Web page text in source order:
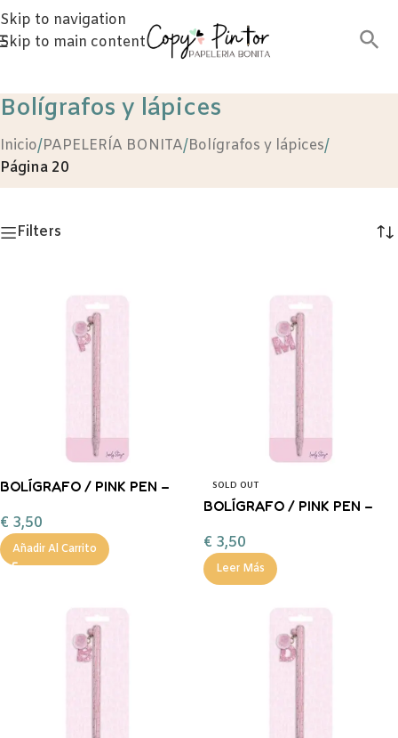
Skip to navigation
Skip to main content
Bolígrafos y lápices
Inicio/PAPELERÍA BONITA/Bolígrafos y lápices/
Página 20
Filters
BOLÍGRAFO / PINK PEN –
€ 3,50
Añadir Al Carrito
SOLD OUT
BOLÍGRAFO / PINK PEN –
€ 3,50
Leer Más